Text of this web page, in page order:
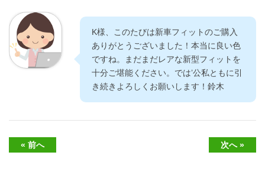
K様、このたびは新車フィットのご購入
ありがとうございました！本当に良い色
ですね。まだまだレアな新型フィットを
十分ご堪能ください。では’公私ともに引
き続きよろしくお願いします！鈴木
« 前へ 次へ »